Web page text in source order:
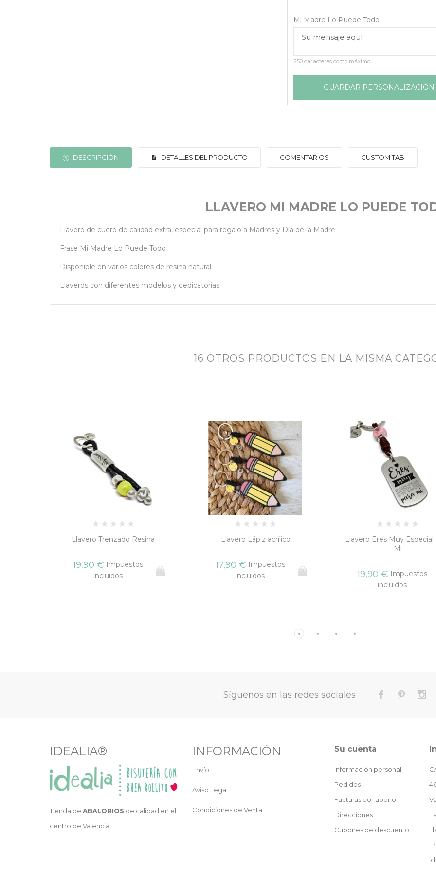
Mi Madre Lo Puede Todo
250 caracteres como máximo
GUARDAR PERSONALIZACIÓN
DESCRIPCIÓN DETALLES DEL PRODUCTO COMENTARIOS CUSTOM TAB
LLAVERO MI MADRE LO PUEDE
Llavero de cuero de calidad extra, especial para regalo a Madres y Día de la Madre.
Frase Mi Madre Lo Puede Todo
Disponible en varios colores de resina natural.
Llaveros con diferentes modelos y dedicatorias.
16 OTROS PRODUCTOS EN LA MISMA
Llavero Lápiz acrílico
17,90 €
Impuestos
incluidos
Llavero Eres Muy Especial Para
19,90 €Impuestos
Entrega Regaliz
incluidos
Síguenos en las redes sociales
IDEALIA®
Tienda de ABALORIOS de calidad en el
centro de Valencia.
INFORMACIÓN
Envío
Aviso Legal
Condiciones de Venta
Su cuenta
Información personal
Pedidos
Facturas por abono
Direcciones
Cupones de descuento